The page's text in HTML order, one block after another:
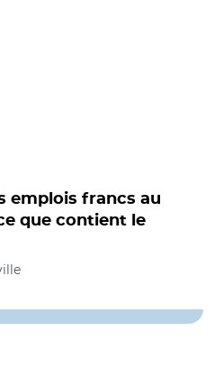
emplois francs au
que contient le